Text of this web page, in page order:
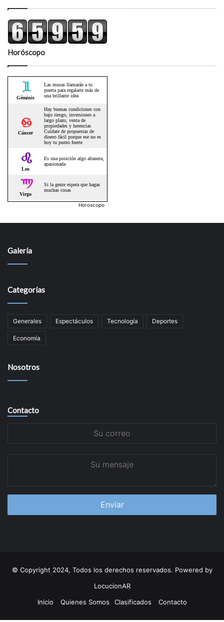
Horóscopo
Horoscopo
Galería
Categorías
Generales Espectáculos Tecnologí­a Deportes
Economí­a
Nosotros
Contacto
© Copyright 2024, Todos los derechos reservados. Powered by
LocucionAR
Inicio
Quienes Somos Clasificados Contacto